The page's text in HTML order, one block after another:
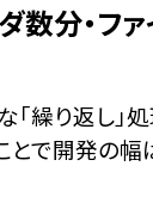
数分・ファ
繰り返し」処
とで開発の幅